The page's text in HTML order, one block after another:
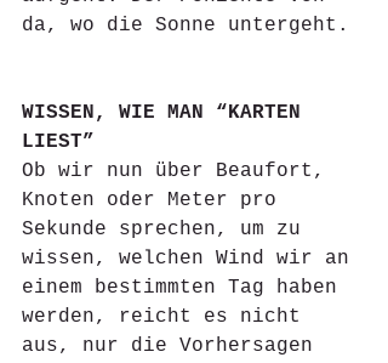
da, wo die Sonne untergeht.
WISSEN, WIE MAN “KARTEN
LIEST”
Ob wir nun über Beaufort,
Knoten oder Meter pro
Sekunde sprechen, um zu
wissen, welchen Wind wir an
einem bestimmten Tag haben
werden, reicht es nicht
aus, nur die Vorhersagen